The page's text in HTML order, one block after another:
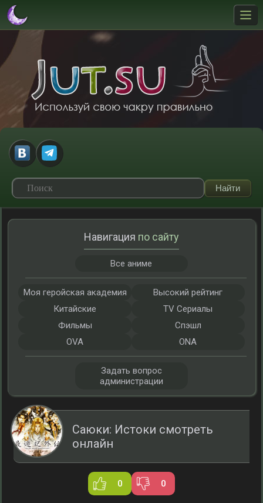
Саюки: Истоки смотреть
онлайн
0 0
Навигация по сайту
Все аниме
Моя геройская академия
Высокий рейтинг
Китайские
TV Сериалы
Фильмы
Спэшл
OVA
ONA
Задать вопрос
администрации